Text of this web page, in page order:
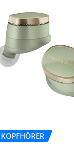
KOPFHÖRER